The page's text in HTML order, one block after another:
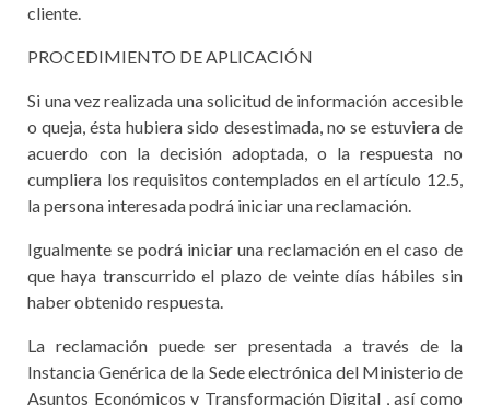
cliente.
PROCEDIMIENTO DE APLICACIÓN
Si una vez realizada una solicitud de información accesible
o queja, ésta hubiera sido desestimada, no se estuviera de
acuerdo con la decisión adoptada, o la respuesta no
cumpliera los requisitos contemplados en el artículo 12.5,
la persona interesada podrá iniciar una reclamación.
Igualmente se podrá iniciar una reclamación en el caso de
que haya transcurrido el plazo de veinte días hábiles sin
haber obtenido respuesta.
La reclamación puede ser presentada a través de la
Instancia Genérica de la Sede electrónica del Ministerio de
Asuntos Económicos y Transformación Digital , así como